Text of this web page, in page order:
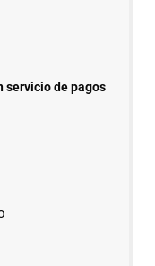
servicio de pagos